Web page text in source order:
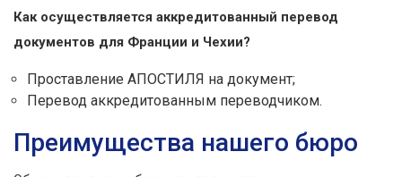
Как осуществляется аккредитованный перевод
документов для Франции и Чехии?
Проставление АПОСТИЛЯ на документ;
Перевод аккредитованным переводчиком.
Преимущества нашего бюро